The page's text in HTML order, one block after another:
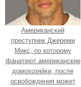
Американский
преступник Джереми
Микс, по которому
фанатеют американские
домохозяйки, после
освобождения может